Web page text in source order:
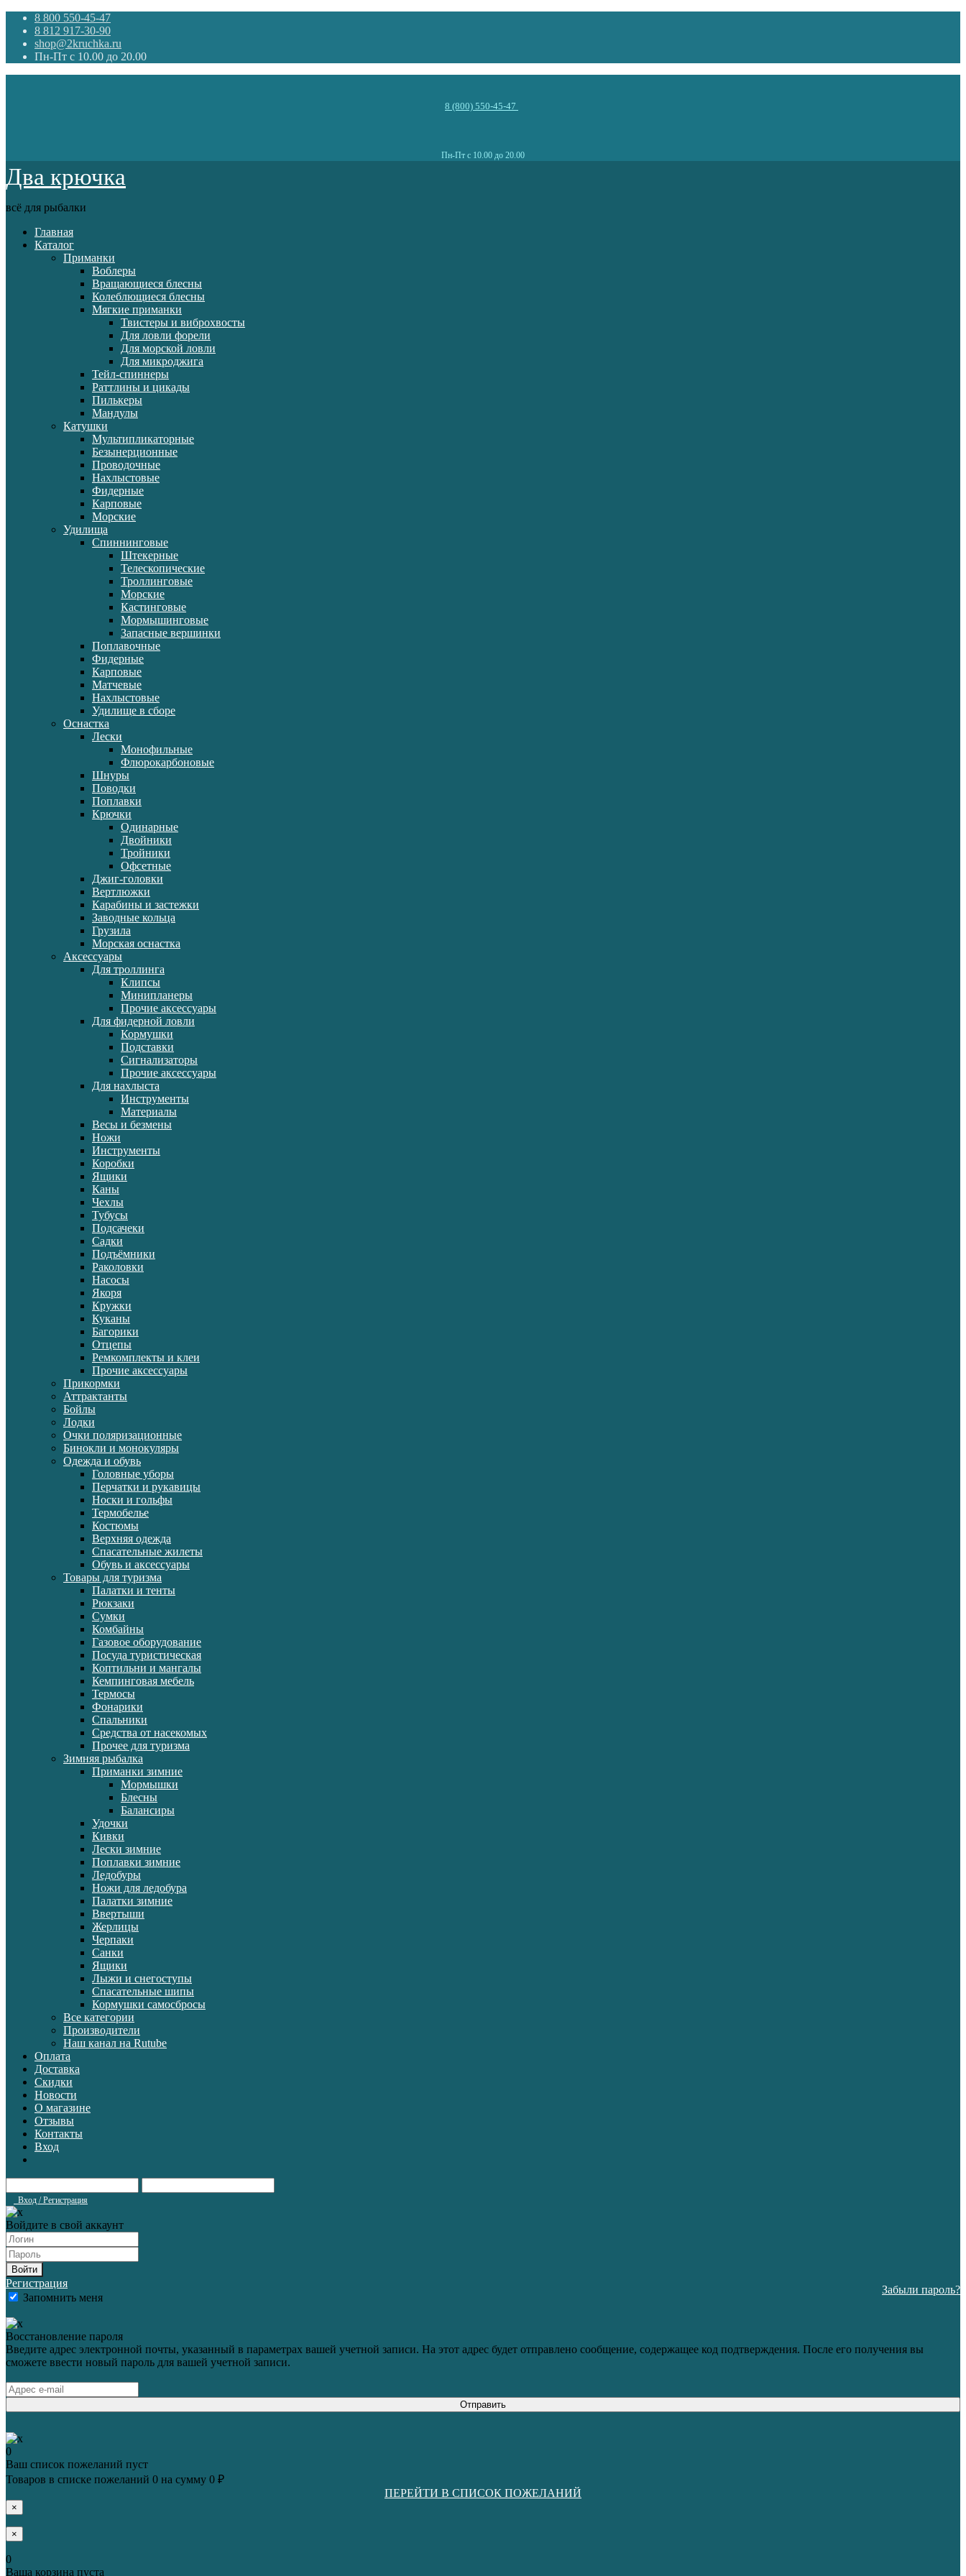
8 800 550-45-47
8 812 917-30-90
shop@2kruchka.ru
Пн-Пт с 10.00 до 20.00
8 (800) 550-45-47
Пн-Пт с 10.00 до 20.00
Два крючка
всё для рыбалки
Главная
Каталог
Приманки
Воблеры
Вращающиеся блесны
Колеблющиеся блесны
Мягкие приманки
Твистеры и виброхвосты
Для ловли форели
Для морской ловли
Для микроджига
Тейл-спиннеры
Раттлины и цикады
Пилькеры
Мандулы
Катушки
Мультипликаторные
Безынерционные
Проводочные
Нахлыстовые
Фидерные
Карповые
Морские
Удилища
Спиннинговые
Штекерные
Телескопические
Троллинговые
Морские
Кастинговые
Мормышинговые
Запасные вершинки
Поплавочные
Фидерные
Карповые
Матчевые
Нахлыстовые
Удилище в сборе
Оснастка
Лески
Монофильные
Флюрокарбоновые
Шнуры
Поводки
Поплавки
Крючки
Одинарные
Двойники
Тройники
Офсетные
Джиг-головки
Вертлюжки
Карабины и застежки
Заводные кольца
Грузила
Морская оснастка
Аксессуары
Для троллинга
Клипсы
Минипланеры
Прочие аксессуары
Для фидерной ловли
Кормушки
Подставки
Сигнализаторы
Прочие аксессуары
Для нахлыста
Инструменты
Материалы
Весы и безмены
Ножи
Инструменты
Коробки
Ящики
Каны
Чехлы
Тубусы
Подсачеки
Садки
Подъёмники
Раколовки
Насосы
Якоря
Кружки
Куканы
Багорики
Отцепы
Ремкомплекты и клеи
Прочие аксессуары
Прикормки
Аттрактанты
Бойлы
Лодки
Очки поляризационные
Бинокли и монокуляры
Одежда и обувь
Головные уборы
Перчатки и рукавицы
Носки и гольфы
Термобелье
Костюмы
Верхняя одежда
Спасательные жилеты
Обувь и аксессуары
Товары для туризма
Палатки и тенты
Рюкзаки
Сумки
Комбайны
Газовое оборудование
Посуда туристическая
Коптильни и мангалы
Кемпинговая мебель
Термосы
Фонарики
Спальники
Средства от насекомых
Прочее для туризма
Зимняя рыбалка
Приманки зимние
Мормышки
Блесны
Балансиры
Удочки
Кивки
Лески зимние
Поплавки зимние
Ледобуры
Ножи для ледобура
Палатки зимние
Ввертыши
Жерлицы
Черпаки
Санки
Ящики
Лыжи и снегоступы
Спасательные шипы
Кормушки самосбросы
Все категории
Производители
Наш канал на Rutube
Оплата
Доставка
Скидки
Новости
О магазине
Отзывы
Контакты
Вход
Вход / Регистрация
Войдите в свой аккаунт
Войти
Регистрация
Запомнить меня
Забыли пароль?
Восстановление пароля
Введите адрес электронной почты, указанный в параметрах вашей учетной записи. На этот адрес будет отправлено сообщение, содержащее код подтверждения. После его получения вы
сможете ввести новый пароль для вашей учетной записи.
Отправить
0
Ваш список пожеланий пуст
Товаров в списке пожеланий 0 на сумму 0 ₽
ПЕРЕЙТИ В СПИСОК ПОЖЕЛАНИЙ
×
×
0
Ваша корзина пуста